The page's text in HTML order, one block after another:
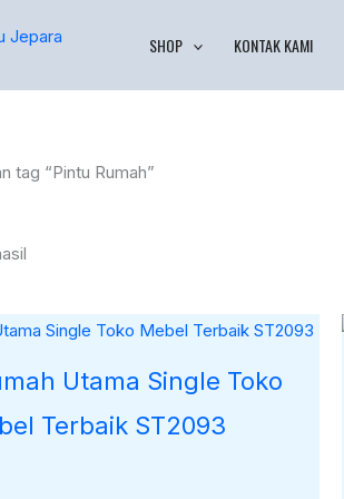
SHOP KONTAK KAMI
tag “Pintu Rumah”
menurut
Utama Single Toko
Terbaik ST2093